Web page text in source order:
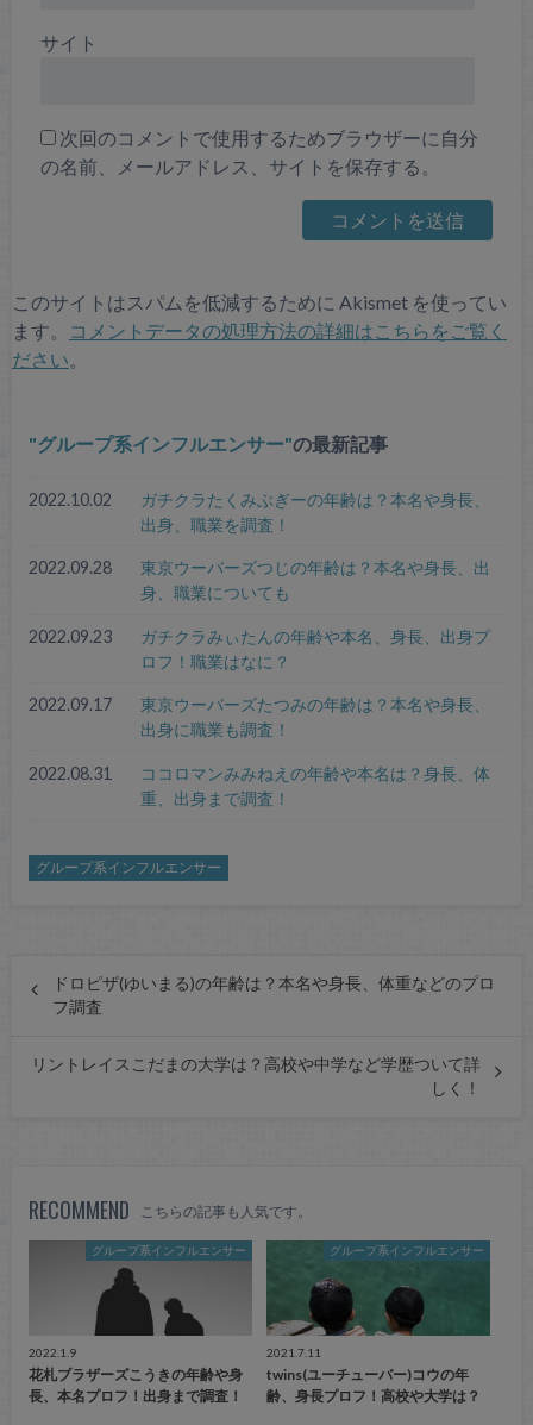
サイト
次回のコメントで使用するためブラウザーに自分
の名前、メールアドレス、サイトを保存する。
このサイトはスパムを低減するために Akismet を使ってい
ます。
コメントデータの処理方法の詳細はこちらをご覧く
ださい
グループ系インフルエンサー の最新記事
2022.10.02
ガチクラたくみぶぎーの年齢は？本名や身長、
出身、職業を調査！
2022.09.28
東京ウーバーズつじの年齢は？本名や身長、出
身、職業についても
2022.09.23
ガチクラみぃたんの年齢や本名、身長、出身プ
ロフ！職業はなに？
2022.09.17
東京ウーバーズたつみの年齢は？本名や身長、
出身に職業も調査！
2022.08.31
ココロマンみみねえの年齢や本名は？身長、体
重、出身まで調査！
グループ系インフルエンサー
ドロピザ(ゆいまる)の年齢は？本名や身長、体重などのプロ
フ調査
リントレイスこだまの大学は？高校や中学など学歴ついて詳
しく！
RECOMMEND こちらの記事も人気です。
グループ系インフルエンサー
2022.1.9
花札ブラザーズこうきの年齢や身
長、本名プロフ！出身まで調査！
グループ系インフルエンサー
2021.7.11
twins(ユーチューバー)コウの年
齢、身長プロフ！高校や大学は？